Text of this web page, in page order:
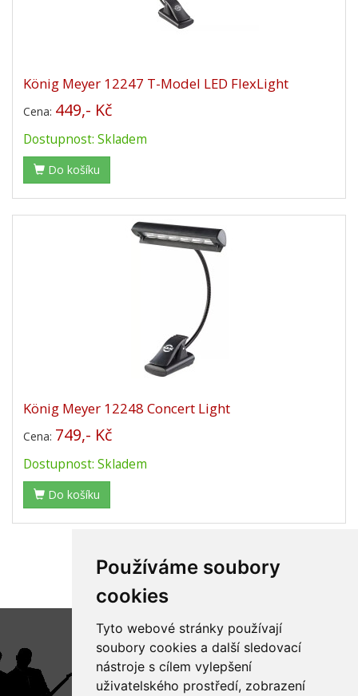
Používáme soubory
cookies
Tyto webové stránky používají
soubory cookies a další sledovací
nástroje s cílem vylepšení
uživatelského prostředí, zobrazení
König Meyer 12247 T-Model LED FlexLight
Cena: 449,- Kč
Dostupnost: Skladem
Do košíku
König Meyer 12248 Concert Light
Cena: 749,- Kč
Dostupnost: Skladem
Do košíku
« 1 2 3 4 »